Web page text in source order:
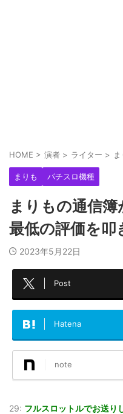
HOME > 演者 > ライター >
まりも パチスロ機種
まりもの通信
最低の評価を
2023年5月22日
Post
Hatena
note
29: フルスロットルでお送り